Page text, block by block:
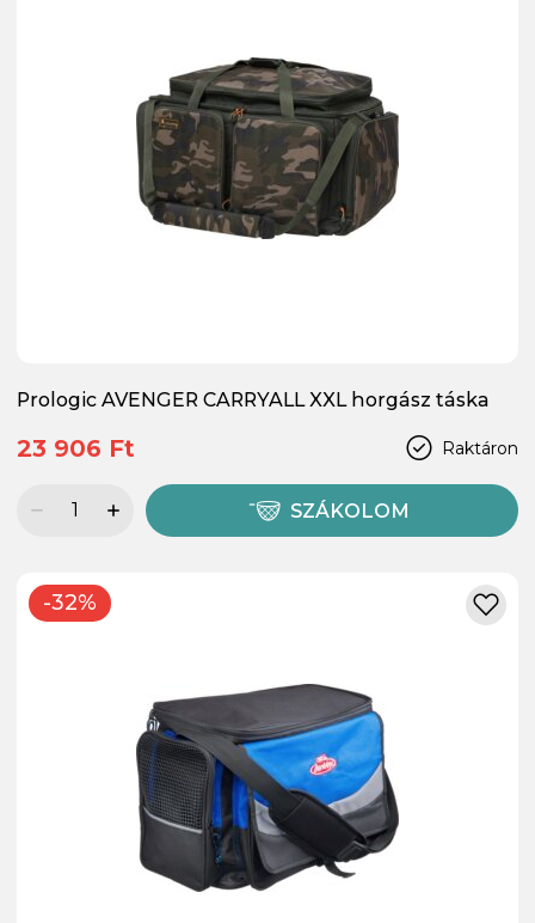
Prologic AVENGER CARRYALL XXL horgász táska
Raktáron
23 906 Ft
SZÁKOLOM
-32%